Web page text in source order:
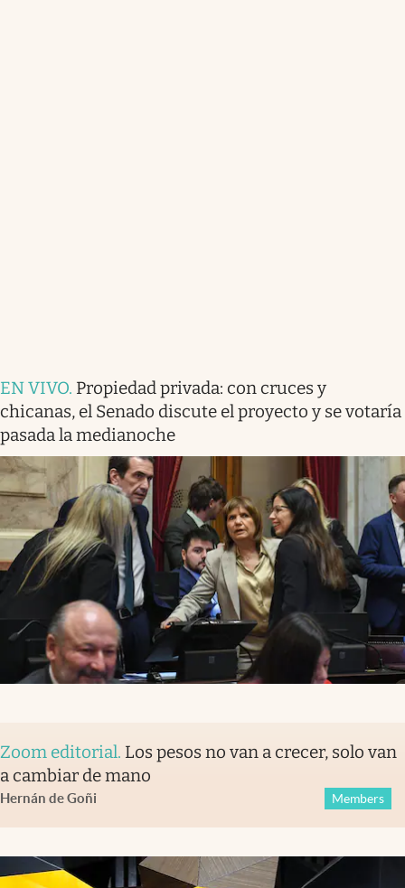
EN VIVO. Propiedad privada: con cruces y
chicanas, el Senado discute el proyecto y se votaría
pasada la medianoche
Zoom editorial. Los pesos no van a crecer, solo van
a cambiar de mano
Hernán de Goñi Members